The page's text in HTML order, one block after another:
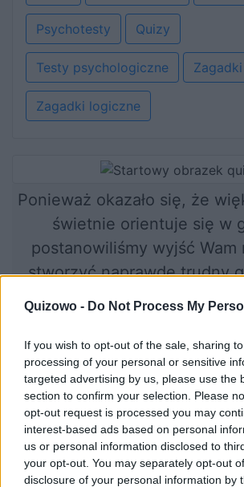
Quizowo - Do Not Process My
If you wish to opt-out of the sale, sharing
processing of your personal or sensitive
targeted advertising by us, please use the
section to confirm your selection. Please
opt-out request is processed you may
interest-based ads based on personal
us or personal information disclosed to
your opt-out. You may separately opt-out
disclosure of your personal information by
Psychotesty Quizy
Testy psychologiczne Zagadki
Zagadki logiczne
Ponieważ okazało się, że
świetnie orientuje się w
postanowiliśmy wyjść Wam
stworzyć naprawdę trudny
lada wyzwanie dla
miasto po jednym tylko
wierzcie nam, niewiele
Powodzenia i dobrej
Rozpocznij